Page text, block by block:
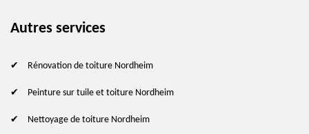
Autres services
Rénovation de toiture Nordheim
Peinture sur tuile et toiture Nordheim
Nettoyage de toiture Nordheim